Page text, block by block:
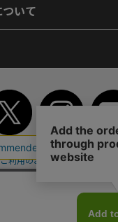
いて
利用のお客様へ ご利用案内
保護方針
WEBカタログ